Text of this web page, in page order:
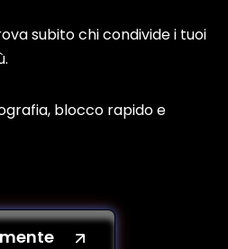
subito chi condivide i tuoi
blocco rapido e